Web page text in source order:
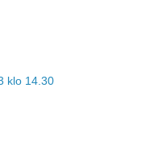
klo 14.30